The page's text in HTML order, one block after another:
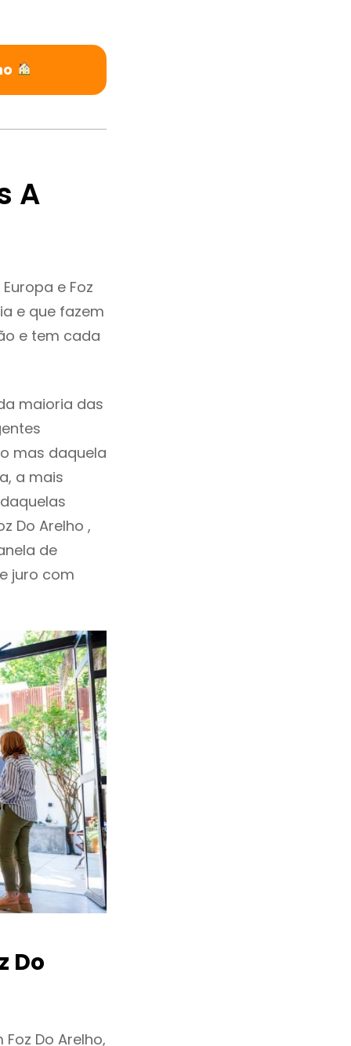
A
e Foz
e que fazem
e tem cada
maioria das
mas daquela
a mais
Do Arelho ,
de
juro com
Do
Do Arelho,